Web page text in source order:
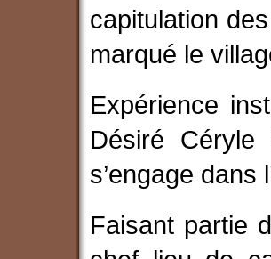
capitulation
marqué le
Expérience
Désiré
s’engage dans
Faisant partie